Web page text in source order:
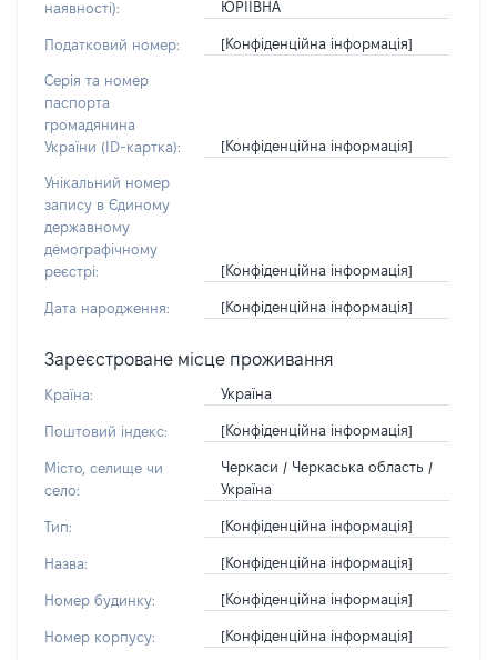
наявності):
ЮРІЇВНА
Податковий номер: [Конфіденційна інформація]
Серія та номер
паспорта
громадянина
України (ID-картка):
[Конфіденційна інформація]
Унікальний номер
запису в Єдиному
державному
демографічному
реєстрі:
[Конфіденційна інформація]
Дата народження: [Конфіденційна інформація]
Зареєстроване місце проживання
Країна: Україна
Поштовий індекс: [Конфіденційна інформація]
Місто, селище чи
село:
Черкаси / Черкаська область /
Україна
Тип: [Конфіденційна інформація]
Назва: [Конфіденційна інформація]
Номер будинку: [Конфіденційна інформація]
Номер корпусу: [Конфіденційна інформація]